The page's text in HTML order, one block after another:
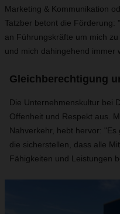
Marketing & Kommunikation
Tatzber betont die Förderung:
an Führungskräfte um mich
und mich dahingehend immer
Gleichberechtigung
Die Unternehmenskultur bei
Offenheit und Respekt aus.
Nahverkehr, hebt hervor: "Es
die sicherstellen, dass alle
Fähigkeiten und Leistungen